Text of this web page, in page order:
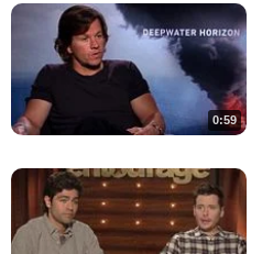
0:59